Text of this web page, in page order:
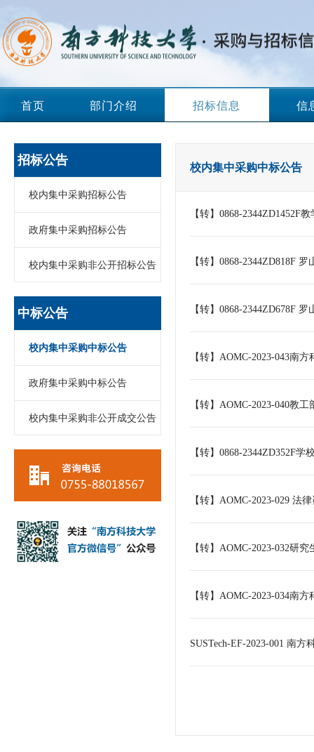
首页 部门介绍 招标信息 信
招标公告
校内集中采购招标公告
政府集中采购招标公告
校内集中采购非公开招标公告
中标公告
校内集中采购中标公告
政府集中采购中标公告
校内集中采购非公开成交公告
校内集中采购中标公告
【转】0868-2344ZD1452F
【转】0868-2344ZD818F
【转】0868-2344ZD678F
【转】AOMC-2023-043南
【转】AOMC-2023-040教
【转】0868-2344ZD352F
【转】AOMC-2023-029 法
【转】AOMC-2023-032研
【转】AOMC-2023-034南
SUSTech-EF-2023-001 南